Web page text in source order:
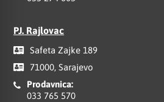
PJ. Rajlovac
Safeta Zajke 189
71000, Sarajevo
Prodavnica:
033 765 570